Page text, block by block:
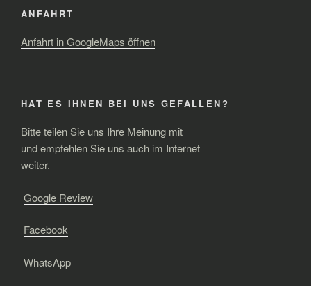
ANFAHRT
Anfahrt in GoogleMaps öffnen
HAT ES IHNEN BEI UNS GEFALLEN?
Bitte teilen Sie uns Ihre Meinung mit
und empfehlen Sie uns auch im Internet
weiter.
Google Review
Facebook
WhatsApp